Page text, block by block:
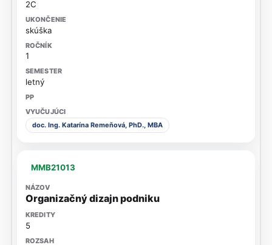
2C
skúška
1
letný
doc. Ing. Katarína Remeňová, PhD., MBA
MMB21013
Organizačný dizajn podniku
5